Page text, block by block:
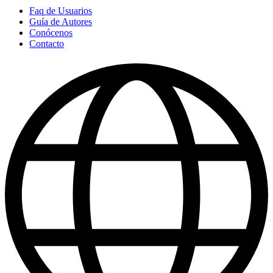
Faq de Usuarios
Guía de Autores
Conócenos
Contacto